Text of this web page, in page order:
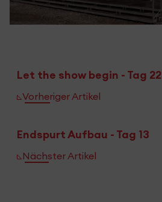
Let the show begin - Tag 22
Vorheriger Artikel
Endspurt Aufbau - Tag 13
Nächster Artikel